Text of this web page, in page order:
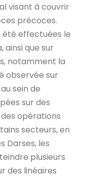
visant à couvrir
précoces.
été effectuées le
ainsi que sur
notamment la
observée sur
sein de
sur des
opérations
secteurs, en
Darses, les
plusieurs
des linéaires